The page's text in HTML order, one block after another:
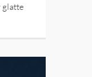
glatte